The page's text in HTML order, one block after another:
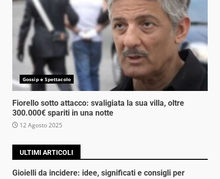
Gossip e Spettacolo
Fiorello sotto attacco: svaligiata la sua villa, oltre
300.000€ spariti in una notte
12 Agosto 2025
ULTIMI ARTICOLI
Gioielli da incidere: idee, significati e consigli per